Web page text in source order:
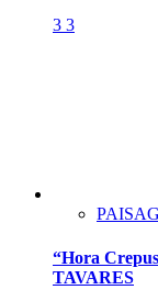
3 3
“Hora
TAVARES